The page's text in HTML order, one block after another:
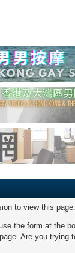
to view this
the form at the
Are you